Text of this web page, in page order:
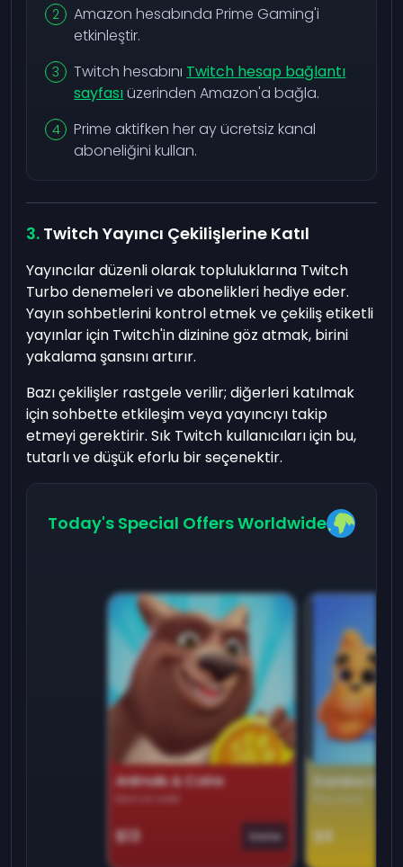
Amazon hesabında Prime Gaming'i
etkinleştir.
Twitch hesabını Twitch hesap bağlantı
sayfasıüzerinden Amazon'a bağla.
Prime aktifken her ay ücretsiz kanal
aboneliğini kullan.
Twitch Yayıncı Çekilişlerine Katıl
Yayıncılar düzenli olarak topluluklarına Twitch
Turbo denemeleri ve abonelikleri hediye eder.
Yayın sohbetlerini kontrol etmek ve çekiliş etiketli
yayınlar için Twitch'in dizinine göz atmak, birini
yakalama şansını artırır.
Bazı çekilişler rastgele verilir; diğerleri katılmak
için sohbette etkileşim veya yayıncıyı takip
etmeyi gerektirir. Sık Twitch kullanıcıları için bu,
tutarlı ve düşük eforlu bir seçenektir.
Today's Special Offers Worldwide
Animals & Coins
Earn on side
$13 Game
Domino
$9